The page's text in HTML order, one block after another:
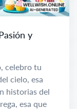
y
celebro tu
cielo, esa
historias del
esa que